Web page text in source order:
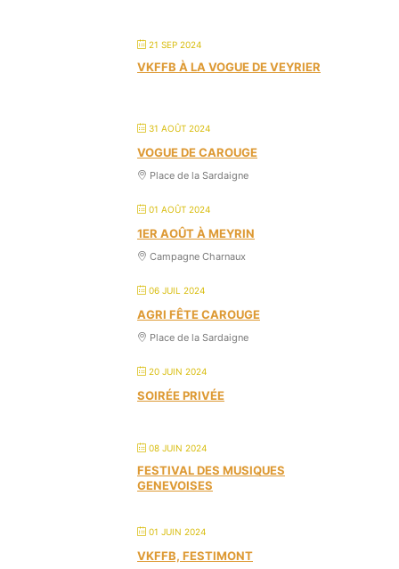
21 SEP 2024
VKFFB À LA VOGUE DE VEYRIER
31 AOÛT 2024
VOGUE DE CAROUGE
Place de la Sardaigne
01 AOÛT 2024
1ER AOÛT À MEYRIN
Campagne Charnaux
06 JUIL 2024
AGRI FÊTE CAROUGE
Place de la Sardaigne
20 JUIN 2024
SOIRÉE PRIVÉE
08 JUIN 2024
FESTIVAL DES MUSIQUES
GENEVOISES
01 JUIN 2024
VKFFB, FESTIMONT